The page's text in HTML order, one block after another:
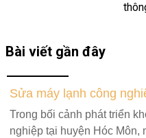
Bài viết gần đây
Sửa máy lạnh công
Trong bối cảnh phát triển
nghiệp tại huyện Hóc Môn,